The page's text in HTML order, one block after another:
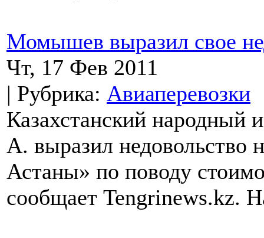
Момышев выразил свое
Чт, 17 Фев 2011
| Рубрика: Авиаперевозки
Казахстанский
А. выразил недовольство
Астаны» по поводу
сообщает Tengrinews.kz.